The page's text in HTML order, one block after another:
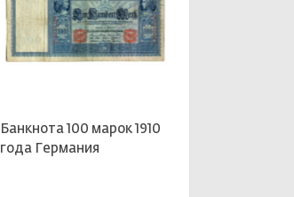
Банкнота 100 марок 1910
года Германия